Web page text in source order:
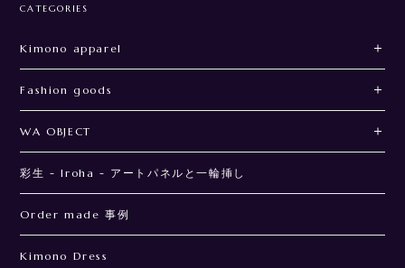
CATEGORIES
Kimono apparel
Fashion goods
WA OBJECT
彩生 - Iroha - アートパネルと一輪挿し
Order made 事例
Kimono Dress